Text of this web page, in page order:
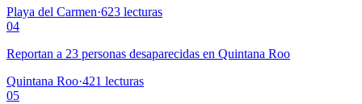
Playa del Carmen·623 lecturas
04
Reportan a 23 personas desaparecidas en Quintana Roo
Quintana Roo·421 lecturas
05